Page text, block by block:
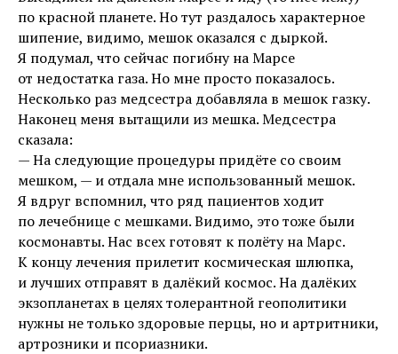
по красной планете. Но тут раздалось характерное
шипение, видимо, мешок оказался с дыркой.
Я подумал, что сейчас погибну на Марсе
от недостатка газа. Но мне просто показалось.
Несколько раз медсестра добавляла в мешок газку.
Наконец меня вытащили из мешка. Медсестра
сказала:
— На следующие процедуры придёте со своим
мешком, — и отдала мне использованный мешок.
Я вдруг вспомнил, что ряд пациентов ходит
по лечебнице с мешками. Видимо, это тоже были
космонавты. Нас всех готовят к полёту на Марс.
К концу лечения прилетит космическая шлюпка,
и лучших отправят в далёкий космос. На далёких
экзопланетах в целях толерантной геополитики
нужны не только здоровые перцы, но и артритники,
артрозники и псориазники.